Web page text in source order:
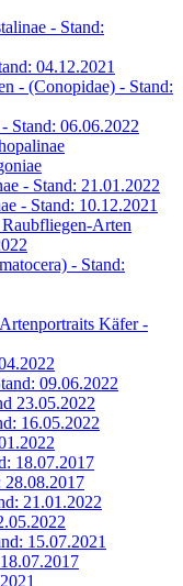
- Stand:
04.12.2021
- (Conopidae) - Stand:
Stand: 06.06.2022
- Stand: 21.01.2022
- Stand: 10.12.2021
Arten
- Stand:
Käfer -
09.06.2022
23.05.2022
16.05.2022
18.07.2017
28.08.2017
21.01.2022
15.07.2021